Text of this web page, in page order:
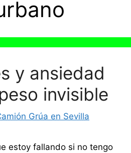
y ansiedad
invisible
Grúa en Sevilla
estoy fallando si no tengo